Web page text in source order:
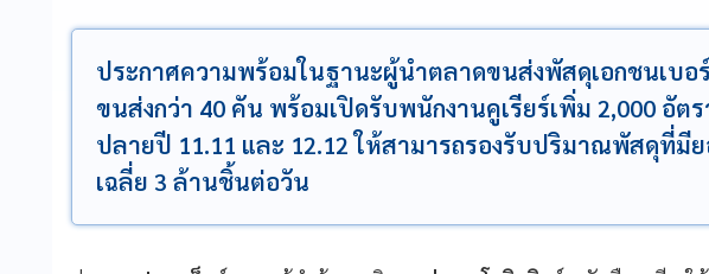
ประกาศความพร้อมในฐานะผู้นำตลาดขนส่งพัสดุเอกชนเบอ
ขนส่งกว่า 40 คัน พร้อมเปิดรับพนักงานคูเรียร์เพิ่ม 2,000 อัต
ปลายปี 11.11 และ 12.12 ให้สามารถรองรับปริมาณพัสดุที่มี
เฉลี่ย 3 ล้านชิ้นต่อวัน